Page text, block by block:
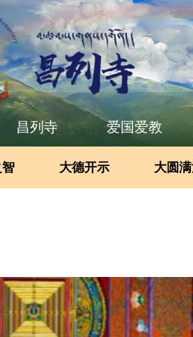
昌列寺 爱国爱教
大德开示 大圆